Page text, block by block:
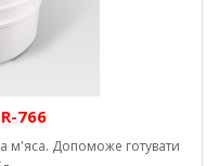
766
м'яса. Допоможе готувати